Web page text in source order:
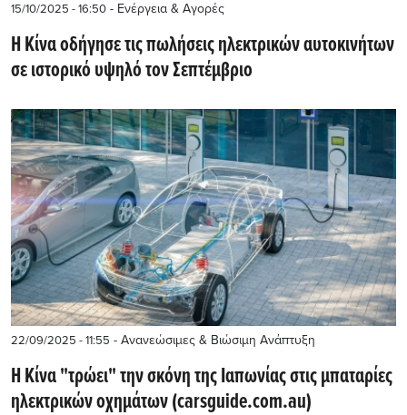
15/10/2025 - 16:50 - Ενέργεια & Αγορές
Η Κίνα οδήγησε τις πωλήσεις ηλεκτρικών αυτοκινήτων
σε ιστορικό υψηλό τον Σεπτέμβριο
22/09/2025 - 11:55 - Ανανεώσιμες & Βιώσιμη Ανάπτυξη
Η Κίνα "τρώει" την σκόνη της Ιαπωνίας στις μπαταρίες
ηλεκτρικών οχημάτων (carsguide.com.au)